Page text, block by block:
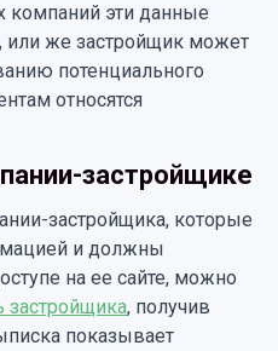
компаний эти данные
или же застройщик может
потенциального
относятся
застройщике
застройщика, которые
и должны
на ее сайте, можно
застройщика, получив
показывает